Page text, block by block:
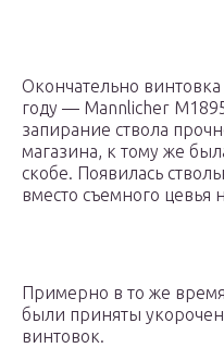
Окончательно
году — Mannlicher
запирание ствола
магазина, к тому же
скобе. Появилась
вместо съемного цевья
Примерно в то же
были приняты
винтовок.